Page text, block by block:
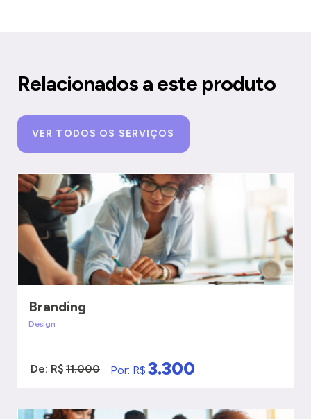
Relacionados a este produto
VER TODOS OS SERVIÇOS
Branding
Design
De: R$ 11.000 Por: R$ 3.300